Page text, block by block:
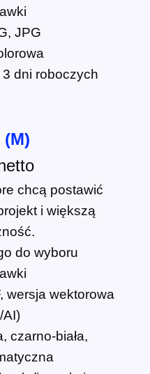
JPG
dni roboczych
chcą postawić
i większą
do wyboru
wersja wektorowa
AI)
czarno-biała,